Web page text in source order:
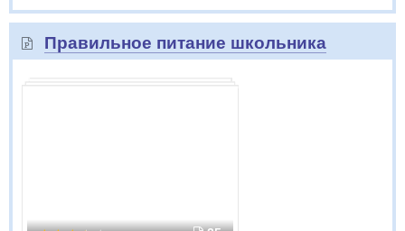
Правильное питание школьника